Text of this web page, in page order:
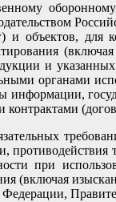
объектов, для
и
органами
контрактами
при
(включая